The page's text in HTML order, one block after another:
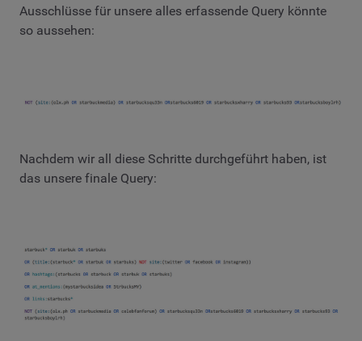
Ausschlüsse für unsere alles erfassende Query könnte
so aussehen:
Nachdem wir all diese Schritte durchgeführt haben, ist
das unsere finale Query: